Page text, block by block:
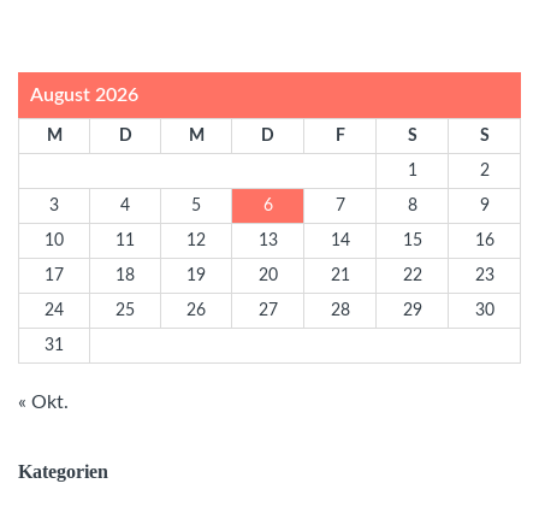
August 2026
M D M D F S S
1 2
3 4 5 6 7 8 9
10 11 12 13 14 15 16
17 18 19 20 21 22 23
24 25 26 27 28 29 30
31
« Okt.
Kategorien